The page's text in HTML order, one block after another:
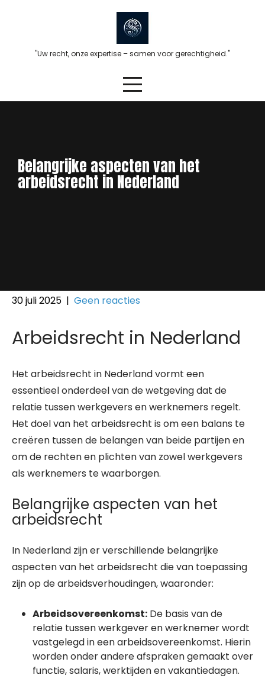
"Uw recht, onze expertise – samen voor gerechtigheid."
Belangrijke aspecten van het
arbeidsrecht in Nederland
30 juli 2025 | Geen reacties
Arbeidsrecht in Nederland
Het arbeidsrecht in Nederland vormt een
essentieel onderdeel van de wetgeving dat de
relatie tussen werkgevers en werknemers regelt.
Het doel van het arbeidsrecht is om een balans te
creëren tussen de belangen van beide partijen en
om de rechten en plichten van zowel werkgevers
als werknemers te waarborgen.
Belangrijke aspecten van het
arbeidsrecht
In Nederland zijn er verschillende belangrijke
aspecten van het arbeidsrecht die van toepassing
zijn op de arbeidsverhoudingen, waaronder:
Arbeidsovereenkomst: De basis van de
relatie tussen werkgever en werknemer wordt
vastgelegd in een arbeidsovereenkomst. Hierin
worden onder andere afspraken gemaakt over
functie, salaris, werktijden en vakantiedagen.